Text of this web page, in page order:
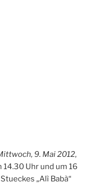
9. Mai 2012,
14.30 Uhr und um 16
„Alì Babà“